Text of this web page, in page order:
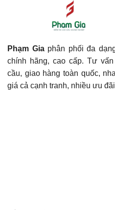
Phạm Giaphân phối đa
chính hãng, cao cấp. Tư
cầu, giao hàng toàn quốc,
giá cả cạnh tranh, nhiều ưu